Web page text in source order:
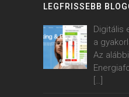
LEGFRISSEBB
Digitális
a
Az